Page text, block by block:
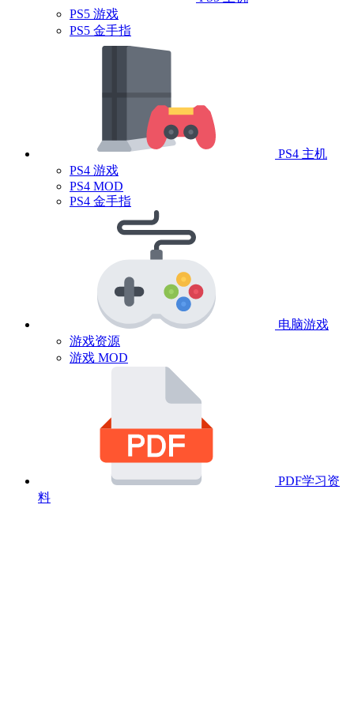
PS5 游戏
PS5 金手指
PS4 主机
PS4 游戏
PS4 MOD
PS4 金手指
电脑游戏
游戏资源
游戏 MOD
PDF学习资
料